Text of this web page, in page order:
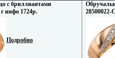
с бриллиантами
инфо 1724p.
Подробно
28500022-